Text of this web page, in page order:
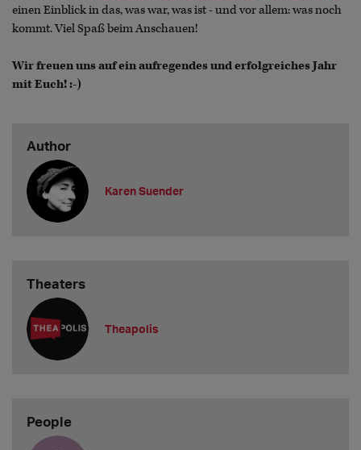
einen Einblick in das, was war, was ist - und vor allem: was noch
kommt.Viel Spaß beim Anschauen!
Wir freuen uns auf ein aufregendes und erfolgreiches Jahr
mit Euch! :-)
Author
Karen Suender
Theaters
Theapolis
People